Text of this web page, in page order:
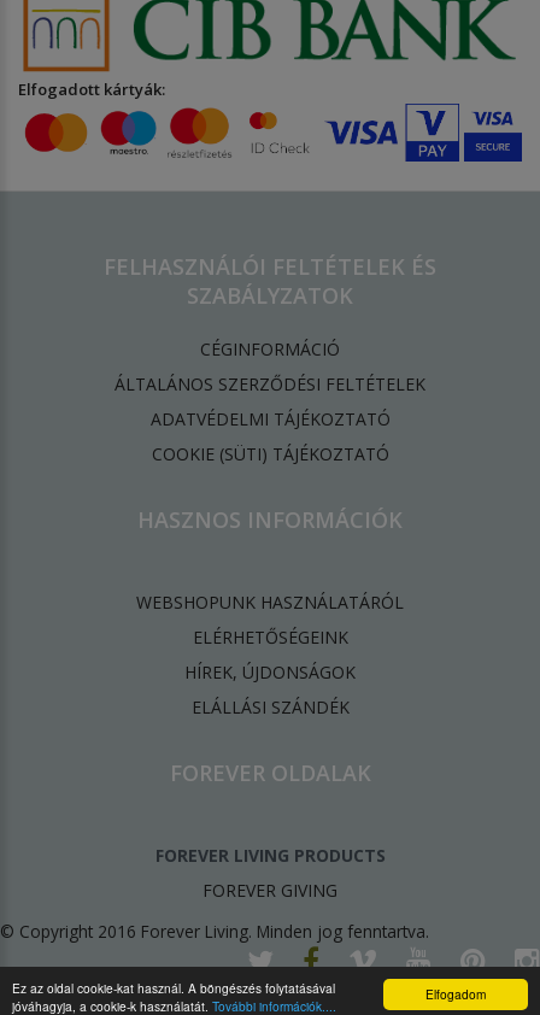
Elfogadom
Ez az oldal cookie-kat használ. A böngészés folytatásával
jóváhagyja, a cookie-k használatát. További információk....
Elfogadott kártyák:
FELHASZNÁLÓI FELTÉTELEK ÉS
SZABÁLYZATOK
CÉGINFORMÁCIÓ
ÁLTALÁNOS SZERZŐDÉSI FELTÉTELEK
ADATVÉDELMI TÁJÉKOZTATÓ
​COOKIE (SÜTI) TÁJÉKOZTATÓ
HASZNOS INFORMÁCIÓK
WEBSHOPUNK HASZNÁLATÁRÓL
ELÉRHETŐSÉGEINK
HÍREK, ÚJDONSÁGOK
ELÁLLÁSI SZÁNDÉK
FOREVER OLDALAK
FOREVER LIVING PRODUCTS
FOREVER GIVING
© Copyright 2016 Forever Living. Minden jog fenntartva.